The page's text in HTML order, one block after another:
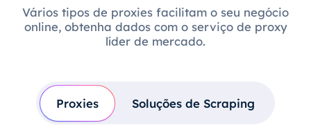
Vários tipos de proxies facilitam o seu negócio
online, obtenha dados com o serviço de proxy
líder de mercado.
Proxies Soluções de Scraping